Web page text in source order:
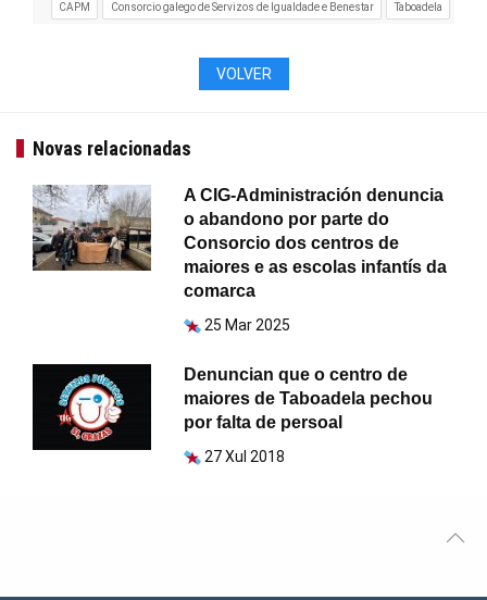
CAPM Consorcio galego de Servizos de Igualdade e Benestar Taboadela
VOLVER
Novas relacionadas
A CIG-Administración denuncia
o abandono por parte do
Consorcio dos centros de
maiores e as escolas infantís da
comarca
25 Mar 2025
Denuncian que o centro de
maiores de Taboadela pechou
por falta de persoal
27 Xul 2018